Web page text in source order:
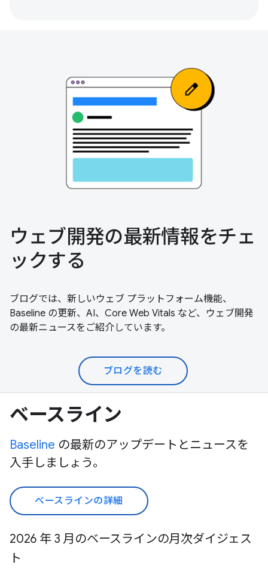
ウェブ開発の最新情報をチェ
ックする
ブログでは、新しいウェブ プラットフォーム機能、
Baseline の更新、AI、Core Web Vitals など、ウェブ開発
の最新ニュースをご紹介しています。
ブログを読む
ベースライン
Baseline の最新のアップデートとニュースを
入手しましょう。
ベースラインの詳細
2026 年 3 月のベースラインの月次ダイジェス
ト